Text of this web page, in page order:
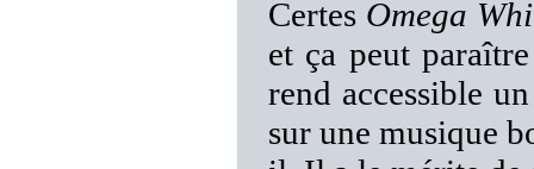
Certes Omega
et ça peut
rend accessible
sur une musique